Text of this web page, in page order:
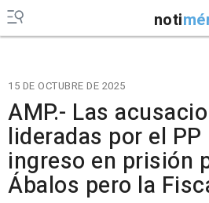
noti
15 DE OCTUBRE DE 2025
AMP.- Las
lideradas por el
ingreso en prisión
Ábalos pero la